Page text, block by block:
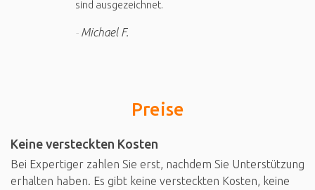
sind ausgezeichnet.
Michael F.
Preise
Keine versteckten Kosten
Bei Expertiger zahlen Sie erst, nachdem Sie Unterstützung
erhalten haben. Es gibt keine versteckten Kosten, keine